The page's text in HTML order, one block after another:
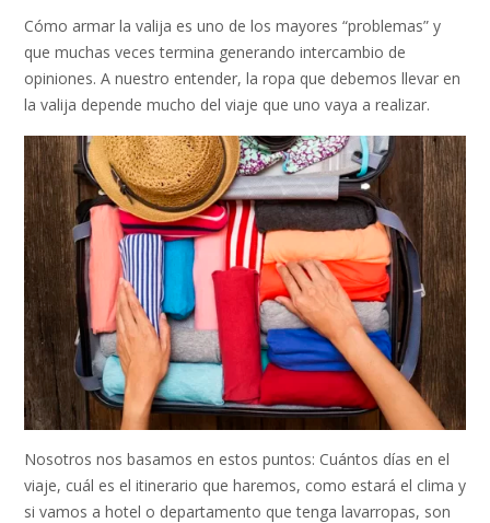
Cómo armar la valija es uno de los mayores “problemas” y
que muchas veces termina generando intercambio de
opiniones. A nuestro entender, la ropa que debemos llevar en
la valija depende mucho del viaje que uno vaya a realizar.
Nosotros nos basamos en estos puntos: Cuántos días en el
viaje, cuál es el itinerario que haremos, como estará el clima y
si vamos a hotel o departamento que tenga lavarropas, son